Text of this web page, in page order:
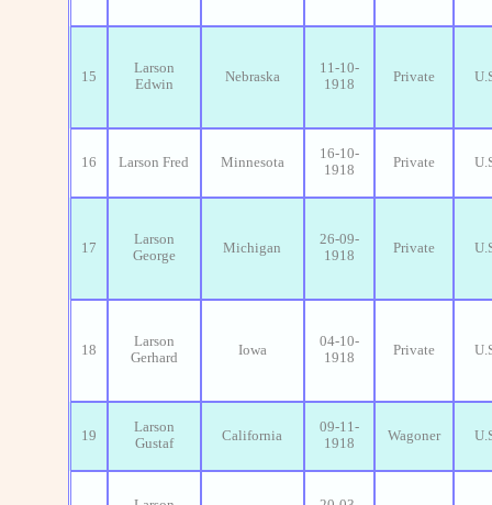
15
Larson
Edwin
Nebraska
11-10-
1918
Private
16 Larson Fred Minnesota
16-10-
1918
Private
17
Larson
George
Michigan
26-09-
1918
Private
18
Larson
Gerhard
Iowa
04-10-
1918
Private
19
Larson
Gustaf
California
09-11-
1918
Wagoner